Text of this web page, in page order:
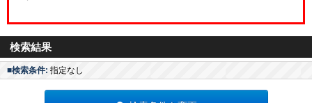
検索結果
■検索条件: 指定なし